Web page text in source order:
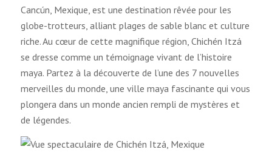
Cancún, Mexique, est une destination rêvée pour les
globe-trotteurs, alliant plages de sable blanc et culture
riche. Au cœur de cette magnifique région, Chichén Itzá
se dresse comme un témoignage vivant de l’histoire
maya. Partez à la découverte de l’une des 7 nouvelles
merveilles du monde, une ville maya fascinante qui vous
plongera dans un monde ancien rempli de mystères et
de légendes.